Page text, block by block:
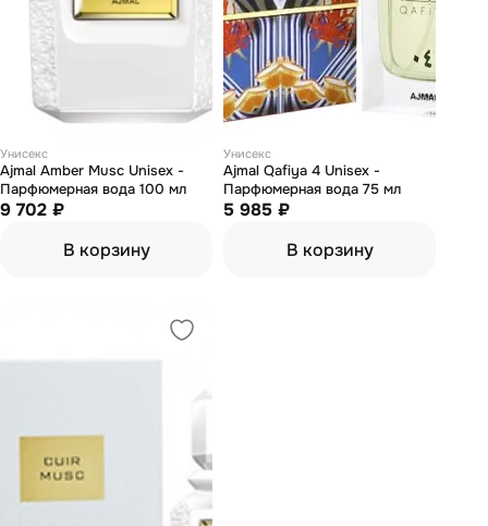
Унисекс
Ajmal Amber Musc Unisex -
Парфюмерная вода 100 мл
9 702 ₽
В корзину
Унисекс
Ajmal Qafiya 4 Unisex -
Парфюмерная вода 75 мл
5 985 ₽
В корзину